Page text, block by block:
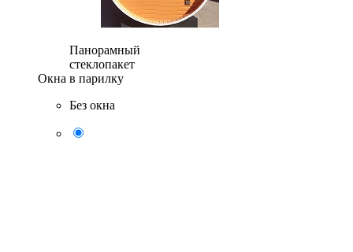
Панорамный
стеклопакет
Окна в парилку
Без окна